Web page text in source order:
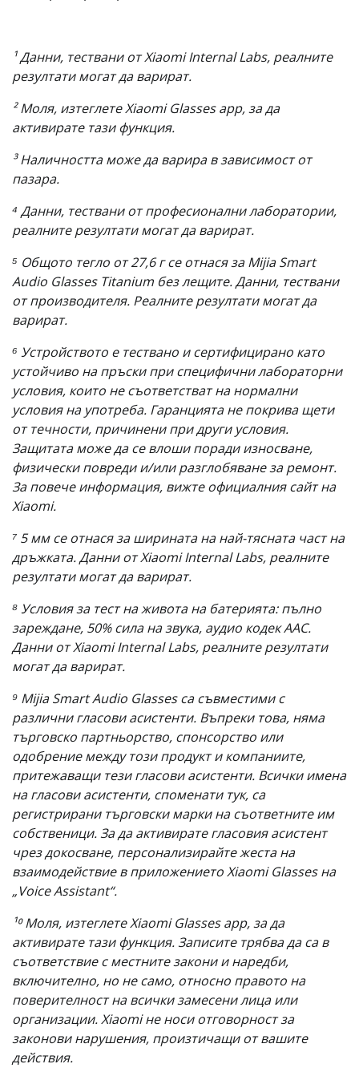
¹ Данни, тествани от Xiaomi Internal Labs, реалните
резултати могат да варират.
² Моля, изтеглете Xiaomi Glasses app, за да
активирате тази функция.
³ Наличността може да варира в зависимост от
пазара.
⁴ Данни, тествани от професионални лаборатории,
реалните резултати могат да варират.
⁵ Общото тегло от 27,6 г се отнася за Mijia Smart
Audio Glasses Titanium без лещите. Данни, тествани
от производителя. Реалните резултати могат да
варират.
⁶ Устройството е тествано и сертифицирано като
устойчиво на пръски при специфични лабораторни
условия, които не съответстват на нормални
условия на употреба. Гаранцията не покрива щети
от течности, причинени при други условия.
Защитата може да се влоши поради износване,
физически повреди и/или разглобяване за ремонт.
За повече информация, вижте официалния сайт на
Xiaomi.
⁷ 5 мм се отнася за ширината на най-тясната част на
дръжката. Данни от Xiaomi Internal Labs, реалните
резултати могат да варират.
⁸ Условия за тест на живота на батерията: пълно
зареждане, 50% сила на звука, аудио кодек AAC.
Данни от Xiaomi Internal Labs, реалните резултати
могат да варират.
⁹ Mijia Smart Audio Glasses са съвместими с
различни гласови асистенти. Въпреки това, няма
търговско партньорство, спонсорство или
одобрение между този продукт и компаниите,
притежаващи тези гласови асистенти. Всички имена
на гласови асистенти, споменати тук, са
регистрирани търговски марки на съответните им
собственици. За да активирате гласовия асистент
чрез докосване, персонализирайте жеста на
взаимодействие в приложението Xiaomi Glasses на
„Voice Assistant“.
¹⁰ Моля, изтеглете Xiaomi Glasses app, за да
активирате тази функция. Записите трябва да са в
съответствие с местните закони и наредби,
включително, но не само, относно правото на
поверителност на всички замесени лица или
организации. Xiaomi не носи отговорност за
законови нарушения, произтичащи от вашите
действия.